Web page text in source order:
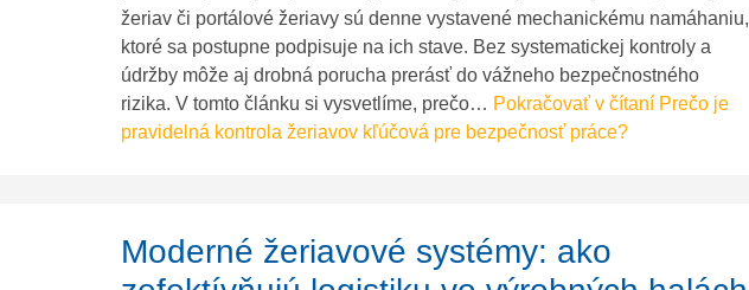
žeriav či portálové žeriavy sú denne vystavené mechanickému namáhaniu,
ktoré sa postupne podpisuje na ich stave. Bez systematickej kontroly a
údržby môže aj drobná porucha prerásť do vážneho bezpečnostného
rizika. V tomto článku si vysvetlíme, prečo… Pokračovať v čítaní Prečo je
pravidelná kontrola žeriavov kľúčová pre bezpečnosť práce?
Moderné žeriavové systémy: ako